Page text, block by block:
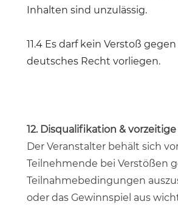
Inhalten sind unzulässig.
11.4 Es darf kein Verstoß
deutsches Recht vorliegen.
12. Disqualifikation &
Der Veranstalter behält sich
Teilnehmende bei Verstößen
Teilnahmebedingungen
oder das Gewinnspiel aus